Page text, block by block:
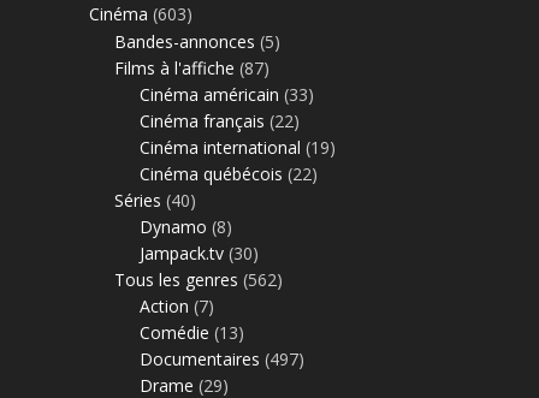
Cinéma (603)
Bandes-annonces (5)
Films à l'affiche (87)
Cinéma américain (33)
Cinéma français (22)
Cinéma international (19)
Cinéma québécois (22)
Séries (40)
Dynamo (8)
Jampack.tv (30)
Tous les genres (562)
Action (7)
Comédie (13)
Documentaires (497)
Drame (29)